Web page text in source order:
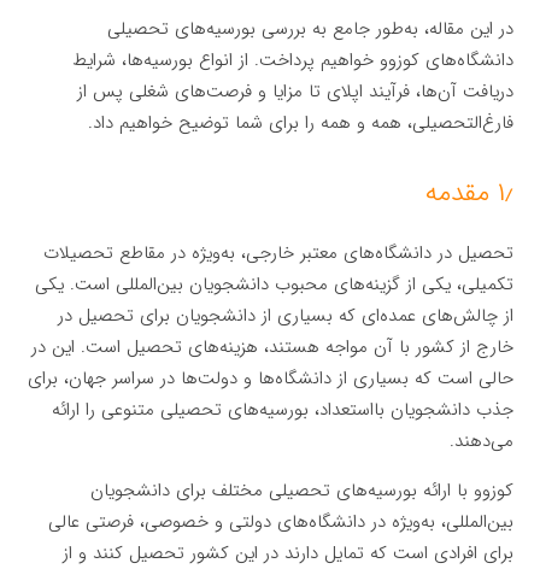
در این مقاله، به‌طور جامع به بررسی بورسیه‌های تحصیلی
دانشگاه‌های کوزوو خواهیم پرداخت. از انواع بورسیه‌ها، شرایط
دریافت آن‌ها، فرآیند اپلای تا مزایا و فرصت‌های شغلی پس از
فارغ‌التحصیلی، همه و همه را برای شما توضیح خواهیم داد.
۱٫ مقدمه
تحصیل در دانشگاه‌های معتبر خارجی، به‌ویژه در مقاطع تحصیلات
تکمیلی، یکی از گزینه‌های محبوب دانشجویان بین‌المللی است. یکی
از چالش‌های عمده‌ای که بسیاری از دانشجویان برای تحصیل در
خارج از کشور با آن مواجه هستند، هزینه‌های تحصیل است. این در
حالی است که بسیاری از دانشگاه‌ها و دولت‌ها در سراسر جهان، برای
جذب دانشجویان بااستعداد، بورسیه‌های تحصیلی متنوعی را ارائه
می‌دهند.
کوزوو با ارائه بورسیه‌های تحصیلی مختلف برای دانشجویان
بین‌المللی، به‌ویژه در دانشگاه‌های دولتی و خصوصی، فرصتی عالی
برای افرادی است که تمایل دارند در این کشور تحصیل کنند و از